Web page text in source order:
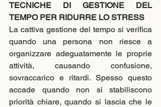
TECNICHE DI GESTIONE DEL
TEMPO PER RIDURRE LO STRESS
La cattiva gestione del tempo si verifica
quando una persona non riesce a
organizzare adeguatamente le proprie
attività, causando confusione,
sovraccarico e ritardi. Spesso questo
accade quando non si stabiliscono
priorità chiare, quando si lascia che le